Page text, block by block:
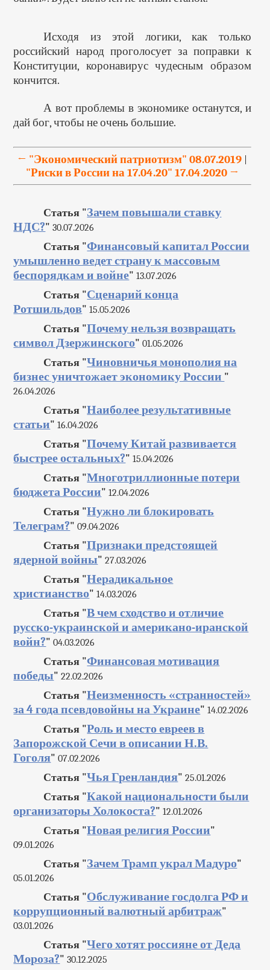
Исходя из этой логики, как только
российский народ проголосует за поправки к
Конституции, коронавирус чудесным образом
кончится.
А вот проблемы в экономике останутся, и
дай бог, чтобы не очень большие.
← "Экономический патриотизм" 08.07.2019
"Риски в России на 17.04.20" 17.04.2020 →
Статья "Зачем повышали ставку
НДС?" 30.07.2026
Статья "Финансовый капитал России
умышленно ведет страну к массовым
беспорядкам и войне" 13.07.2026
Статья "Сценарий конца
Ротшильдов" 15.05.2026
Статья "Почему нельзя возвращать
символ Дзержинского" 01.05.2026
Статья "Чиновничья монополия на
бизнес уничтожает экономику России "
26.04.2026
Статья "Наиболее результативные
статьи" 16.04.2026
Статья "Почему Китай развивается
быстрее остальных?" 15.04.2026
Статья "Многотриллионные потери
бюджета России" 12.04.2026
Статья "Нужно ли блокировать
Телеграм?" 09.04.2026
Статья "Признаки предстоящей
ядерной войны" 27.03.2026
Статья "Нерадикальное
христианство" 14.03.2026
Статья "В чем сходство и отличие
русско-украинской и американо-иранской
войн?" 04.03.2026
Статья "Финансовая мотивация
победы" 22.02.2026
Статья "Неизменность «странностей»
за 4 года псевдовойны на Украине" 14.02.2026
Статья "Роль и место евреев в
Запорожской Сечи в описании Н.В.
Гоголя" 07.02.2026
Статья "Чья Гренландия" 25.01.2026
Статья "Какой национальности были
организаторы Холокоста?" 12.01.2026
Статья "Новая религия России"
09.01.2026
Статья "Зачем Трамп украл Мадуро"
05.01.2026
Статья "Обслуживание госдолга РФ и
коррупционный валютный арбитраж"
03.01.2026
Статья "Чего хотят россияне от Деда
Мороза?" 30.12.2025